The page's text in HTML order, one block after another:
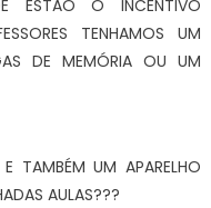
ESTÃO O INCENTIVO
TENHAMOS UM
DE MEMÓRIA OU UM
TAMBÉM UM APARELHO
AULAS???